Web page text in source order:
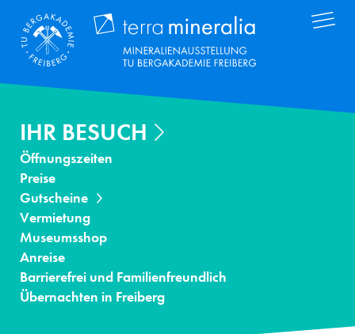
Inhalt
Terra
IHR BESUCH
Öffnungszeiten
Preise
Gutscheine
Vermietung
Museumsshop
Anreise
Barrierefrei und Familienfreundlich
Übernachten in Freiberg